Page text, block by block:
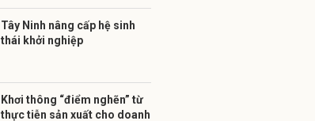
Tây Ninh nâng cấp hệ sinh
thái khởi nghiệp
Khơi thông “điểm nghẽn” từ
thực tiễn sản xuất cho doanh